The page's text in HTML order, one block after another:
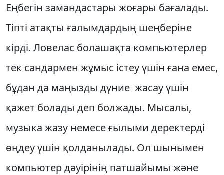
Еңбегін замандастары жоғары бағалады.
Тіпті атақты ғалымдардың шеңберіне
кірді. Ловелас болашақта компьютерлер
тек сандармен жұмыс істеу үшін ғана емес,
бұдан да маңызды дүние жасау үшін
қажет болады деп болжады. Мысалы,
музыка жазу немесе ғылыми деректерді
өңдеу үшін қолданылады. Ол шынымен
компьютер дәуірінің патшайымы және